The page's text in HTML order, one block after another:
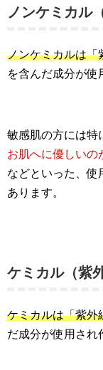
ノンケミカル
ノンケミカルは「
を含んだ成分が使
敏感肌の方には特
お肌へに優しいの
などといった、使
あります。
ケミカル（紫
ケミカルは「紫外
だ成分が使用され